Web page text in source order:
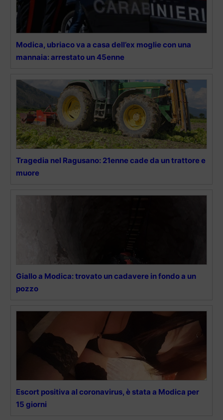
Modica, ubriaco va a casa dell’ex moglie con una
mannaia: arrestato un 45enne
Tragedia nel Ragusano: 21enne cade da un trattore e
muore
Giallo a Modica: trovato un cadavere in fondo a un
pozzo
Escort positiva al coronavirus, è stata a Modica per
15 giorni